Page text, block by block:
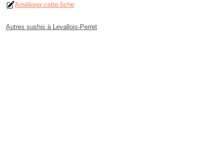
Améliorer cette fiche
Autres sushis à Levallois-Perret